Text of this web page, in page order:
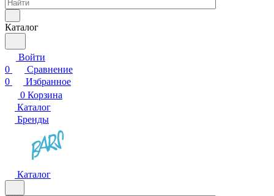
Каталог
Войти
0
Сравнение
0
Избранное
0 Корзина
Каталог
Бренды
Каталог